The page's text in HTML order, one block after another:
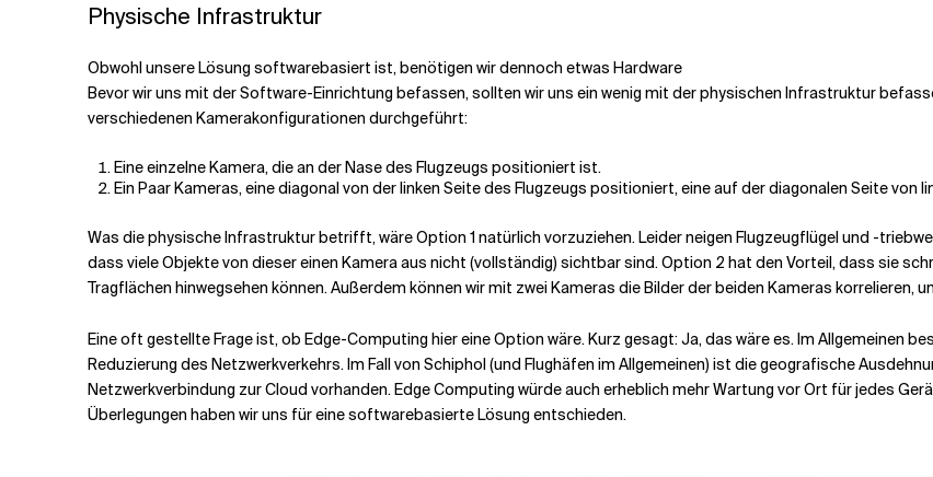
Physische Infrastruktur
Obwohl unsere Lösung softwarebasiert ist, benötigen wir dennoch etwas Hardware
Bevor wir uns mit der Software-Einrichtung befassen, sollten wir uns ein wenig mit der physischen Infrastruktur
verschiedenen Kamerakonfigurationen durchgeführt:
Eine einzelne Kamera, die an der Nase des Flugzeugs positioniert ist.
Ein Paar Kameras, eine diagonal von der linken Seite des Flugzeugs positioniert, eine auf der diagonalen Seite von
Was die physische Infrastruktur betrifft, wäre Option 1 natürlich vorzuziehen. Leider neigen Flugzeugflügel und -
dass viele Objekte von dieser einen Kamera aus nicht (vollständig) sichtbar sind. Option 2 hat den Vorteil, dass sie
Tragflächen hinwegsehen können. Außerdem können wir mit zwei Kameras die Bilder der beiden Kameras korrelieren,
Eine oft gestellte Frage ist, ob Edge-Computing hier eine Option wäre. Kurz gesagt: Ja, das wäre es. Im Allgemeinen
Reduzierung des Netzwerkverkehrs. Im Fall von Schiphol (und Flughäfen im Allgemeinen) ist die geografische
Netzwerkverbindung zur Cloud vorhanden. Edge Computing würde auch erheblich mehr Wartung vor Ort für jedes
Überlegungen haben wir uns für eine softwarebasierte Lösung entschieden.